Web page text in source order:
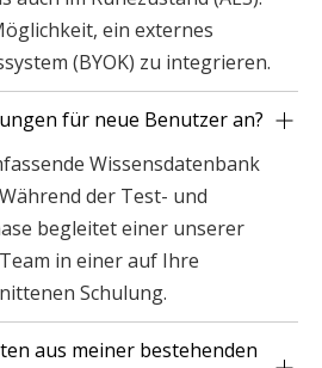
ein externes
(BYOK) zu integrieren.
für neue Benutzer an?
Wissensdatenbank
der Test- und
begleitet einer unserer
in einer auf Ihre
Schulung.
aus meiner bestehenden